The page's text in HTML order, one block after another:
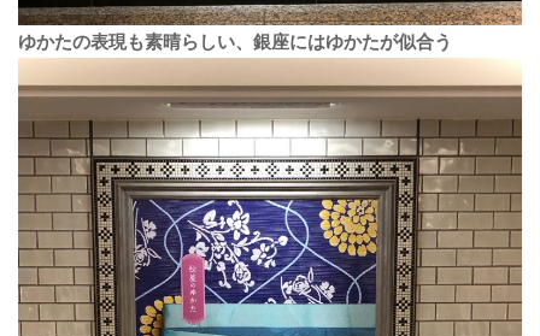
ゆかたの表現も素晴らしい、銀座にはゆかたが似合う